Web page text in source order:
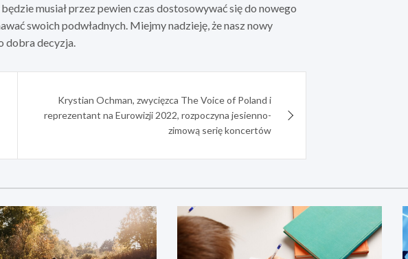
musiał przez pewien czas dostosowywać się do nowego
swoich podwładnych. Miejmy nadzieję, że nasz nowy
dobra decyzja.
Krystian Ochman, zwycięzca The Voice of Poland i
reprezentant na Eurowizji 2022, rozpoczyna jesienno-
zimową serię koncertów